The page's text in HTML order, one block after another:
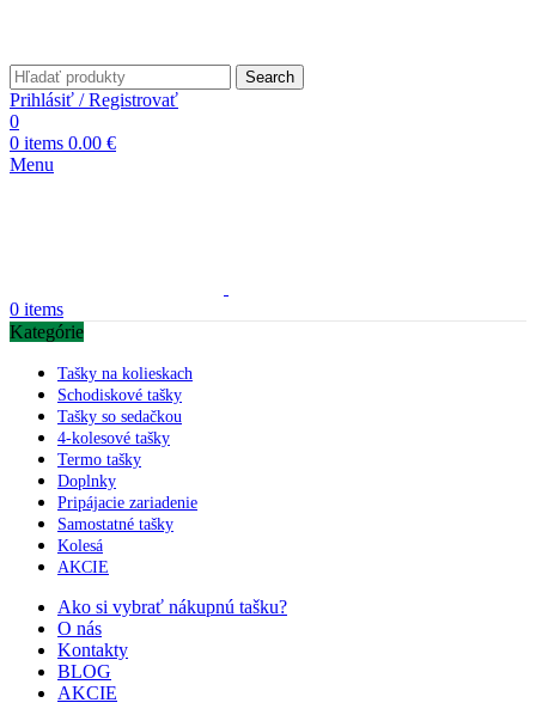
Search
Prihlásiť / Registrovať
0
0 items 0.00 €
Menu
0 items
Kategórie
Tašky na kolieskach
Schodiskové tašky
Tašky so sedačkou
4-kolesové tašky
Termo tašky
Doplnky
Pripájacie zariadenie
Samostatné tašky
Kolesá
AKCIE
Ako si vybrať nákupnú tašku?
O nás
Kontakty
BLOG
AKCIE